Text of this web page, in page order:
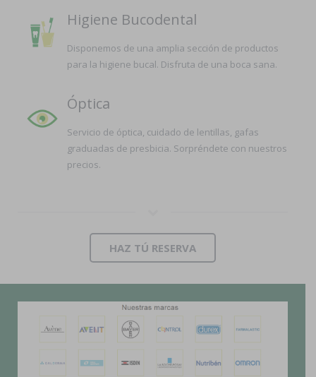
Higiene Bucodental
Disponemos de una amplia sección de productos
para la higiene bucal. Disfruta de una boca sana.
Óptica
Servicio de óptica, cuidado de lentillas, gafas
graduadas de presbicia. Sorpréndete con nuestros
precios.
HAZ TÚ RESERVA